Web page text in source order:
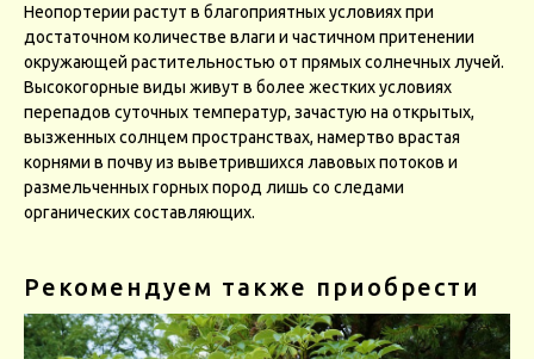
Неопортерии растут в благоприятных условиях при
достаточном количестве влаги и частичном притенении
окружающей растительностью от прямых солнечных лучей.
Высокогорные виды живут в более жестких условиях
перепадов суточных температур, зачастую на открытых,
вызженныx солнцем пространствах, намертво врастая
корнями в почву из выветрившихся лавовых потоков и
размельченных горных пород лишь со cледами
органических составляющих.
Рекомендуем также приобрести